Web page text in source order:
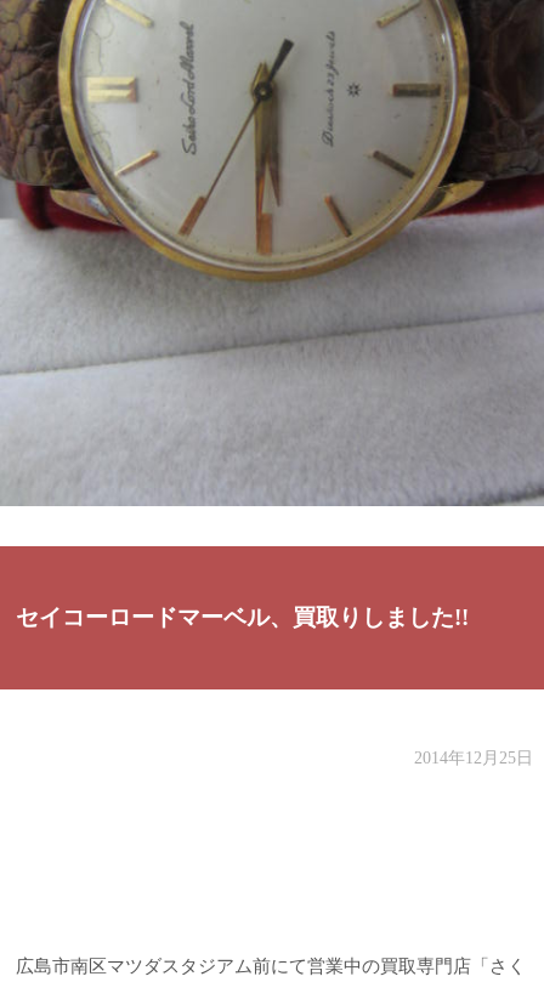
セイコーロードマーベル、買取りしました!!
2014年12月25日
広島市南区マツダスタジアム前にて営業中の買取専門店「さく